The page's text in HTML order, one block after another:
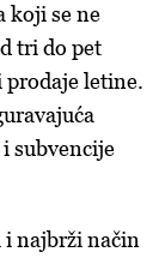
koji se ne
tri do pet
prodaje letine.
subvencije
najbrži način